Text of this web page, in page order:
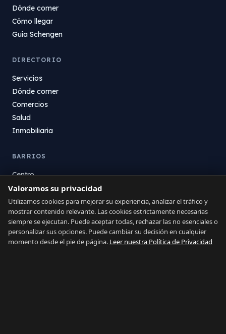
Dónde comer
Cómo llegar
Guía Schengen
DIRECTORIO
Servicios
Dónde comer
Comercios
Salud
Inmobiliaria
BARRIOS
Centro
La Atunara
Poniente
El Zabal
Santa Margarita
La Alcaidesa
Valoramos su privacidad
Utilizamos cookies para mejorar su experiencia, analizar el tráfico y
mostrar contenido relevante. Las cookies estrictamente necesarias
siempre se ejecutan. Puede aceptar todas, rechazar las no esenciales o
personalizar sus opciones. Puede cambiar su decisión en cualquier
momento desde el pie de página. Leer nuestra Política de Privacidad